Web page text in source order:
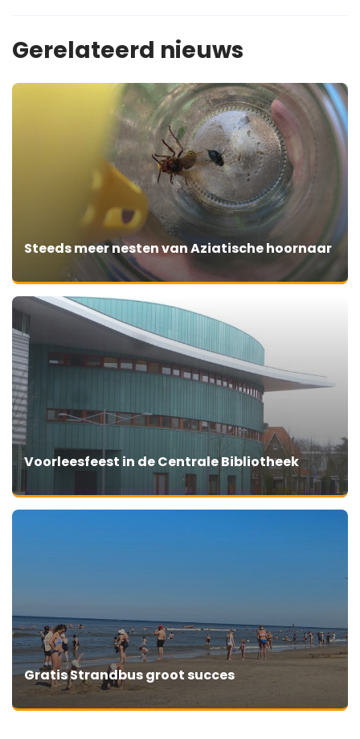
Gerelateerd nieuws
Steeds meer nesten van Aziatische hoornaar
Voorleesfeest in de Centrale Bibliotheek
Gratis Strandbus groot succes